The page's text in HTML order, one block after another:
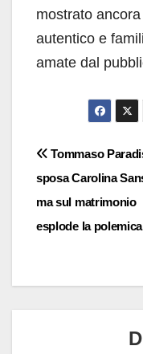
mostrato
autentico e
amate dal
articoli
Tommaso
sposa Carolina
ma sul matrimonio
esplode la polemica